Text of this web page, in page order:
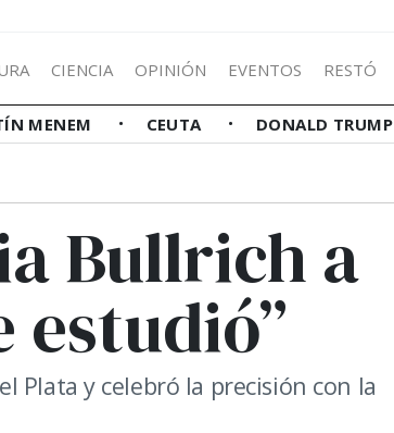
CIENCIA OPINIÓN EVENTOS RESTÓ
MENEM CEUTA DONALD TRUMP
Bullrich a
estudió”
Plata y celebró la precisión con la